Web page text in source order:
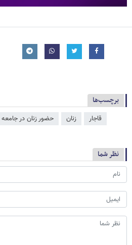
برچسب‌ها
قاجار زنان حضور زنان در جامعه
نظر شما